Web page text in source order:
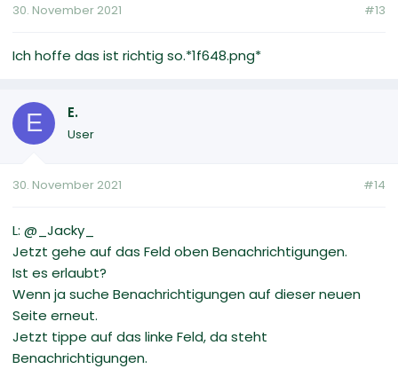
30. November 2021 #13
Ich hoffe das ist richtig so.*1f648.png*
E E.
User
30. November 2021 #14
L: @_Jacky_
Jetzt gehe auf das Feld oben Benachrichtigungen.
Ist es erlaubt?
Wenn ja suche Benachrichtigungen auf dieser neuen
Seite erneut.
Jetzt tippe auf das linke Feld, da steht
Benachrichtigungen.